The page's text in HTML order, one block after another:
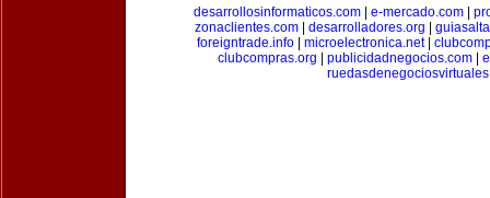
desarrollosinformaticos.com| e-mercado.com|
zonaclientes.com| desarrolladores.org
foreigntrade.info
microelectronica.net|
clubcompras.org
publicidadnegocios.com